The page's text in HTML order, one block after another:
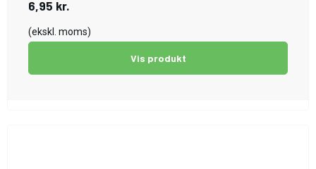
6,95 kr.
(ekskl. moms)
Vis produkt